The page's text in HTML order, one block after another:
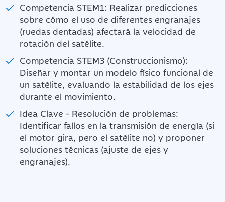
Competencia STEM1: Realizar predicciones
sobre cómo el uso de diferentes engranajes
(ruedas dentadas) afectará la velocidad de
rotación del satélite.
Competencia STEM3 (Construccionismo):
Diseñar y montar un modelo físico funcional de
un satélite, evaluando la estabilidad de los ejes
durante el movimiento.
Idea Clave - Resolución de problemas:
Identificar fallos en la transmisión de energía (si
el motor gira, pero el satélite no) y proponer
soluciones técnicas (ajuste de ejes y
engranajes).